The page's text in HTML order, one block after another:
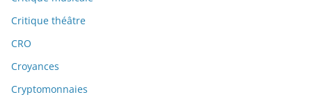
Critique théâtre
CRO
Croyances
Cryptomonnaies